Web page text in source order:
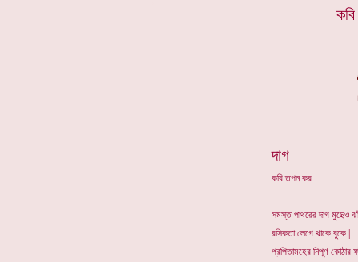
দাগ
কবি তপন কর
সমস্ত পাথরের দাগ মুছেও
রসিকতা লেগে থাকে বুকে |
প্রপিতামহের নিপূণ কোঠার